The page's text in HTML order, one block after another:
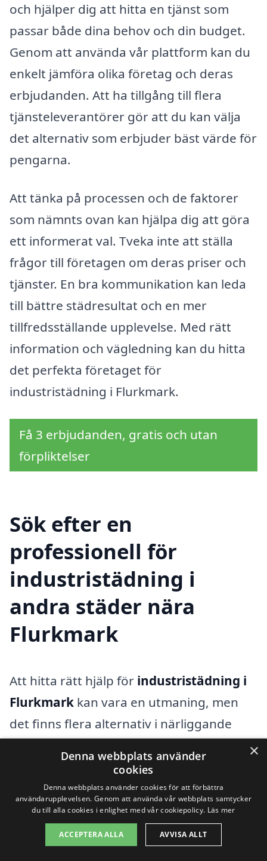
och hjälper dig att hitta en tjänst som
passar både dina behov och din budget.
Genom att använda vår plattform kan du
enkelt jämföra olika företag och deras
erbjudanden. Att ha tillgång till flera
tjänsteleverantörer gör att du kan välja
det alternativ som erbjuder bäst värde för
pengarna.
Att tänka på processen och de faktorer
som nämnts ovan kan hjälpa dig att göra
ett informerat val. Tveka inte att ställa
frågor till företagen om deras priser och
tjänster. En bra kommunikation kan leda
till bättre städresultat och en mer
tillfredsställande upplevelse. Med rätt
information och vägledning kan du hitta
det perfekta företaget för
industristädning i Flurkmark.
Få 3 erbjudanden, gratis och utan
förpliktelser
Sök efter en
professionell för
industristädning i
andra städer nära
Flurkmark
Att hitta rätt hjälp för industristädning i
Flurkmark kan vara en utmaning, men
det finns flera alternativ i närliggande
städtjänster. En bra lösning är att utforska
företag som erbjuder industristädning i
områden somUmeå, Njurunda,Ånäset
Holmsund , Ö-vik,Björna,
×
Denna webbplats använder
cookies
Denna webbplats använder cookies för att förbättra
användarupplevelsen. Genom att använda vår webbplats samtycker
du till alla cookies i enlighet med vår cookiepolicy. Läs mer
ACCEPTERA ALLA AVVISA ALLT